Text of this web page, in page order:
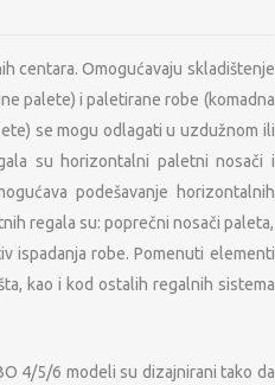
centara. Omogućavaju skladištenje
palete) i paletirane robe (komadna
se mogu odlagati u uzdužnom ili
su horizontalni paletni nosači i
podešavanje horizontalnih
regala su: poprečni nosači paleta,
ispadanja robe. Pomenuti elementi
kao i kod ostalih regalnih sistema
4/5/6 modeli su dizajnirani tako da